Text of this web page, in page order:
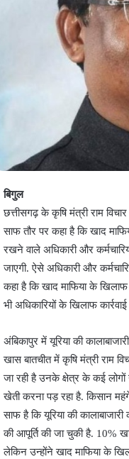
बिगुल
छत्तीसगढ़ के कृषि मंत्री राम
साफ तौर पर कहा है कि खाद
रखने वाले अधिकारी और
जाएगी. ऐसे अधिकारी और
कहा है कि खाद माफिया के
भी अधिकारियों के खिलाफ कार्रवाई
अंबिकापुर में यूरिया की कालाबाजारी
खास बातचीत में कृषि मंत्री राम
जा रही है उनके क्षेत्र के कई
खेती करना पड़ रहा है. किसान
साफ है कि यूरिया की
की आपूर्ति की जा चुकी है. 10%
लेकिन उन्होंने खाद माफिया के